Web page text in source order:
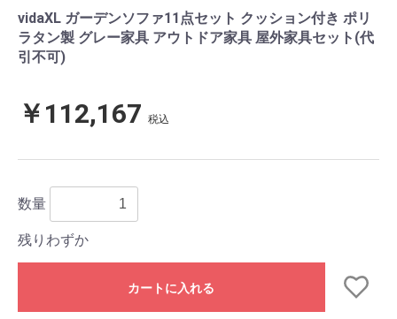
vidaXL ガーデンソファ11点セット クッション付き ポリ
ラタン製 グレー家具 アウトドア家具 屋外家具セット(代
引不可)
￥112,167 税込
数量
残りわずか
カートに入れる